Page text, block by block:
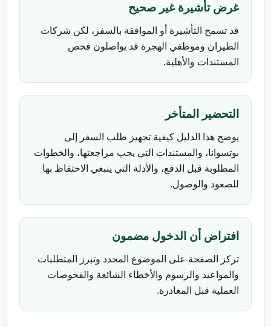
غرض تأشيرة غير صحيح
قد تسمح التأشيرة أو الموافقة بالسفر، لكن شركات
الطيران وموظفي الهجرة قد يواصلون فحص
المستندات والأهلية.
التحضير المتأخر
يوضح هذا الدليل كيفية تجهيز طلب السفر إلى
بوتسوانا، والمستندات التي يجب مراجعتها، والخطوات
المطلوبة قبل الدفع، والأدلة التي ينبغي الاحتفاظ بها
للصعود والوصول.
افتراض أن الدخول مضمون
تركز الصفحة على الموضوع المحدد وتبرز المتطلبات
والمواعيد والرسوم والأخطاء الشائعة والفحوصات
العملية قبل المغادرة.